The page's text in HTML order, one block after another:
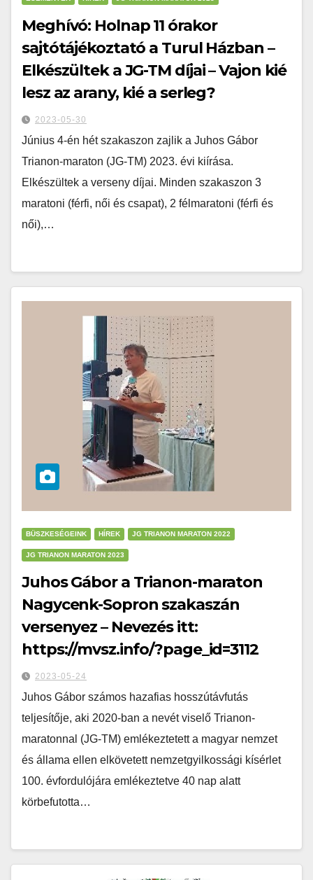
Meghívó: Holnap 11 órakor
sajtótájékoztató a Turul Házban –
Elkészültek a JG-TM díjai – Vajon kié
lesz az arany, kié a serleg?
2023-05-30
Június 4-én hét szakaszon zajlik a Juhos Gábor
Trianon-maraton (JG-TM) 2023. évi kiírása.
Elkészültek a verseny díjai. Minden szakaszon 3
maratoni (férfi, női és csapat), 2 félmaratoni (férfi és
női),…
BÜSZKESÉGEINK HÍREK JG TRIANON MARATON 2022
JG TRIANON MARATON 2023
Juhos Gábor a Trianon-maraton
Nagycenk-Sopron szakaszán
versenyez – Nevezés itt:
https://mvsz.info/?page_id=3112
2023-05-24
Juhos Gábor számos hazafias hosszútávfutás
teljesítője, aki 2020-ban a nevét viselő Trianon-
maratonnal (JG-TM) emlékeztetett a magyar nemzet
és állama ellen elkövetett nemzetgyilkossági kísérlet
100. évfordulójára emlékeztetve 40 nap alatt
körbefutotta…